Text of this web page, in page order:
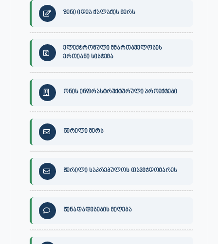
შენი იდეა ქალაქის მერს
ელექტრონული მმართბველობის
ერთიანი სისტემა
ონის ინფრასტრუქტურული პროექტები
წერილი მერს
წერილი საკრებულოს თავმჯდომარეს
წინადადებების მიღება